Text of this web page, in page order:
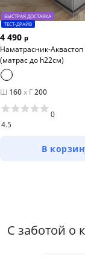
БЫСТРАЯ ДОСТАВКА
ТЕСТ-ДРАЙВ
4 490 р
Наматрасник-
(матрас до h22см)
Ш 160x Г200
4.5
0
В
С заботой о